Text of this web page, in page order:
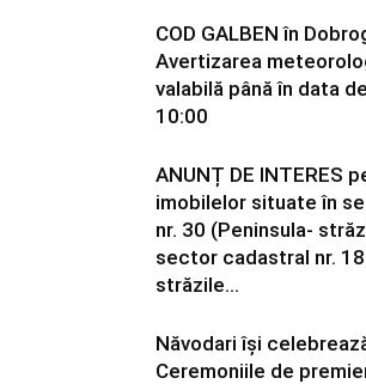
COD GALBEN în
Avertizarea
valabilă până în data
10:00
ANUNȚ DE INTERES
imobilelor situate în
nr. 30 (Peninsula-
sector cadastral nr.
străzile...
Năvodari își
Ceremoniile de